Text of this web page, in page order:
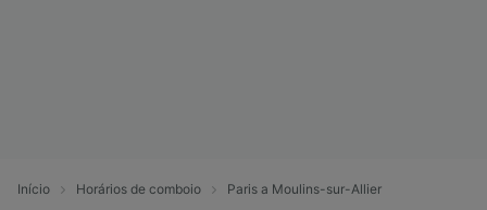
Início Horários de comboio Paris a Moulins-sur-Allier